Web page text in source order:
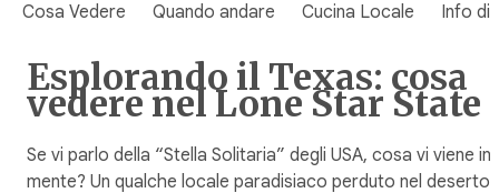
Cosa Vedere Quando andare Cucina Locale Info di
Esplorando il Texas: cosa
vedere nel Lone Star State
Se vi parlo della “Stella Solitaria” degli USA, cosa vi viene in
mente? Un qualche locale paradisiaco perduto nel deserto?